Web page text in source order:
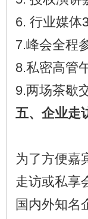
6. 行业媒体
7.峰会全程
8.私密高管
9.两场茶歇
五、企业走
为了方便嘉
走访或私享
国内外知名